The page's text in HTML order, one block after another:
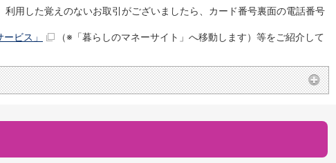
用した覚えのないお取引がございましたら、カード番号裏面の電話番号
ビス」
（※「暮らしのマネーサイト」へ移動します）等をご紹介して